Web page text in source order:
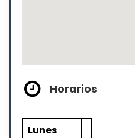
Horarios
Lunes